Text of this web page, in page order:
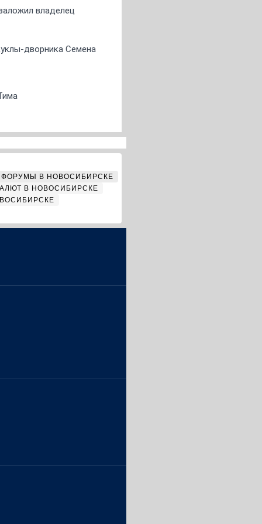
владелец
дворника Семена
ФОРУМЫ В НОВОСИБИРСКЕ
В НОВОСИБИРСКЕ